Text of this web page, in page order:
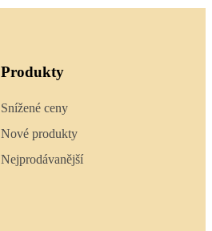
Produkty
Snížené ceny
Nové produkty
Nejprodávanější